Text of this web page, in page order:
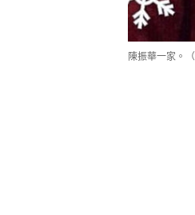
陳振華一家。